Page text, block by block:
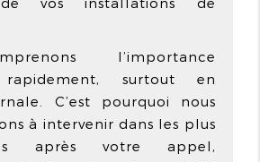
l’importance
rapidement, surtout en
C’est pourquoi nous
à intervenir dans les plus
après votre appel,